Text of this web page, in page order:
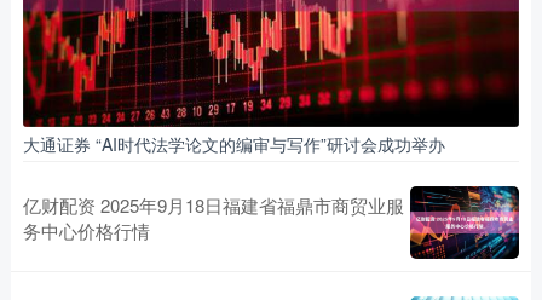
大通证券 “AI时代法学论文的编审与写作”研讨会成功举办
亿财配资 2025年9月18日福建省福鼎市商贸业服
务中心价格行情